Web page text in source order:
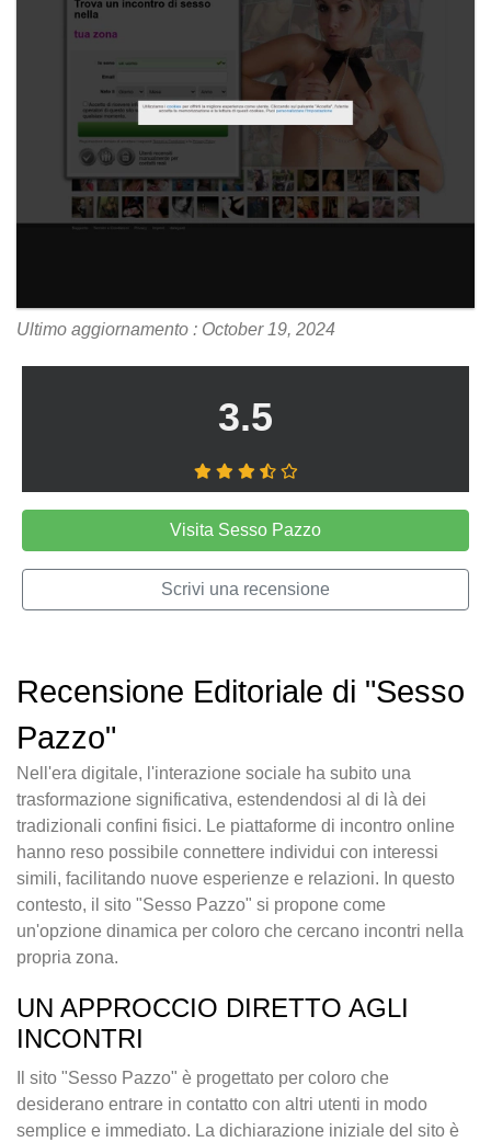
Ultimo aggiornamento : October 19, 2024
3.5
Visita Sesso Pazzo
Scrivi una recensione
Recensione Editoriale di "Sesso
Pazzo"
Nell'era digitale, l'interazione sociale ha subito una
trasformazione significativa, estendendosi al di là dei
tradizionali confini fisici. Le piattaforme di incontro online
hanno reso possibile connettere individui con interessi
simili, facilitando nuove esperienze e relazioni. In questo
contesto, il sito "Sesso Pazzo" si propone come
un'opzione dinamica per coloro che cercano incontri nella
propria zona.
UN APPROCCIO DIRETTO AGLI
INCONTRI
Il sito "Sesso Pazzo" è progettato per coloro che
desiderano entrare in contatto con altri utenti in modo
semplice e immediato. La dichiarazione iniziale del sito è